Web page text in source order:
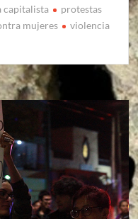
capitalista
protestas
mujeres
violencia